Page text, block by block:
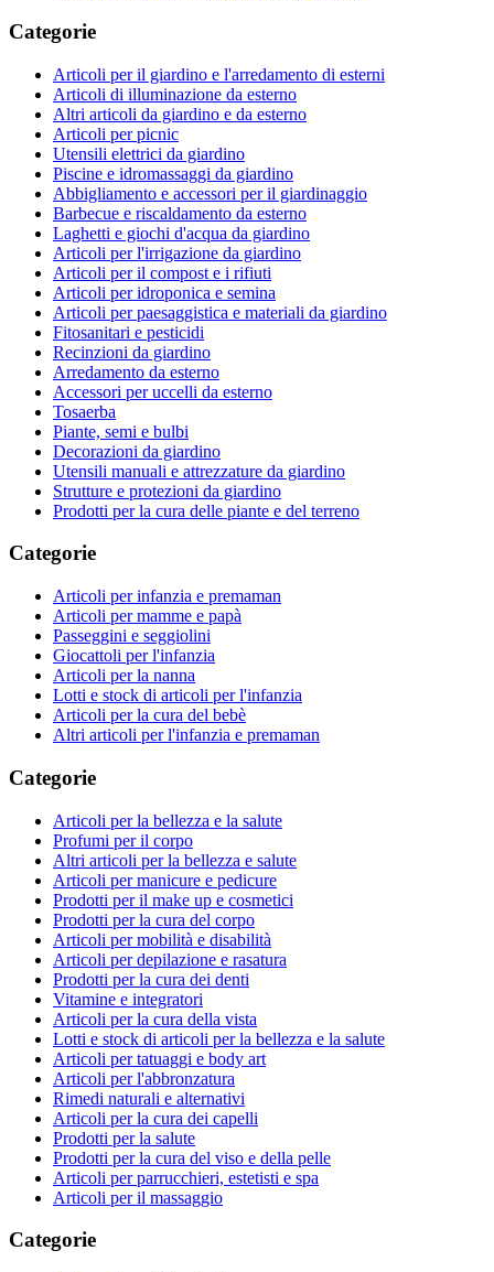
Categorie
Articoli per il giardino e l'arredamento di esterni
Articoli di illuminazione da esterno
Altri articoli da giardino e da esterno
Articoli per picnic
Utensili elettrici da giardino
Piscine e idromassaggi da giardino
Abbigliamento e accessori per il giardinaggio
Barbecue e riscaldamento da esterno
Laghetti e giochi d'acqua da giardino
Articoli per l'irrigazione da giardino
Articoli per il compost e i rifiuti
Articoli per idroponica e semina
Articoli per paesaggistica e materiali da giardino
Fitosanitari e pesticidi
Recinzioni da giardino
Arredamento da esterno
Accessori per uccelli da esterno
Tosaerba
Piante, semi e bulbi
Decorazioni da giardino
Utensili manuali e attrezzature da giardino
Strutture e protezioni da giardino
Prodotti per la cura delle piante e del terreno
Categorie
Articoli per infanzia e premaman
Articoli per mamme e papà
Passeggini e seggiolini
Giocattoli per l'infanzia
Articoli per la nanna
Lotti e stock di articoli per l'infanzia
Articoli per la cura del bebè
Altri articoli per l'infanzia e premaman
Categorie
Articoli per la bellezza e la salute
Profumi per il corpo
Altri articoli per la bellezza e salute
Articoli per manicure e pedicure
Prodotti per il make up e cosmetici
Prodotti per la cura del corpo
Articoli per mobilità e disabilità
Articoli per depilazione e rasatura
Prodotti per la cura dei denti
Vitamine e integratori
Articoli per la cura della vista
Lotti e stock di articoli per la bellezza e la salute
Articoli per tatuaggi e body art
Articoli per l'abbronzatura
Rimedi naturali e alternativi
Articoli per la cura dei capelli
Prodotti per la salute
Prodotti per la cura del viso e della pelle
Articoli per parrucchieri, estetisti e spa
Articoli per il massaggio
Categorie